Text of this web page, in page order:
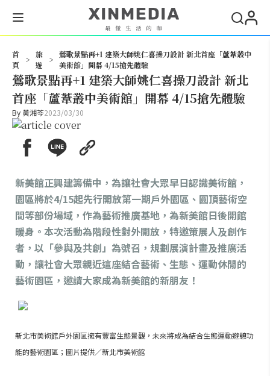
首
頁
>
旅
遊
>
鶯歌景點再+1 建築大師姚仁喜操刀設計 新北首座「蘆葦叢中
美術館」開幕 4/15搶先體驗
鶯歌景點再+1 建築大師姚仁喜操刀設計 新北
首座「蘆葦叢中美術館」開幕 4/15搶先體驗
By 黃湘芩2023/03/30
新美館正興建籌備中，為讓社會大眾早日認識美術館，
園區將於4/15起先行開放第一期戶外園區、圓頂藝術空
間等部份場域，作為藝術推廣基地，為新美館日後開館
暖身。本次活動為階段性對外開放，特邀策展人及創作
者，以「參與及共創」為號召，規劃展演計畫及推廣活
動，讓社會大眾親近這座結合藝術、生態、運動休閒的
藝術園區，邀請大家成為新美館的新朋友！
新北市美術館戶外園區擁有豐富生態景觀，未來將成為結合生態運動遊憩功
能的藝術園區；圖片提供／新北市美術館